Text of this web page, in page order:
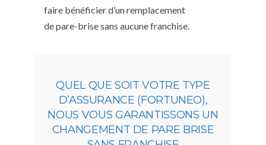
faire bénéficier d’un remplacement
de pare-brise sans aucune franchise.
QUEL QUE SOIT VOTRE TYPE
D’ASSURANCE (FORTUNEO),
NOUS VOUS GARANTISSONS UN
CHANGEMENT DE PARE BRISE